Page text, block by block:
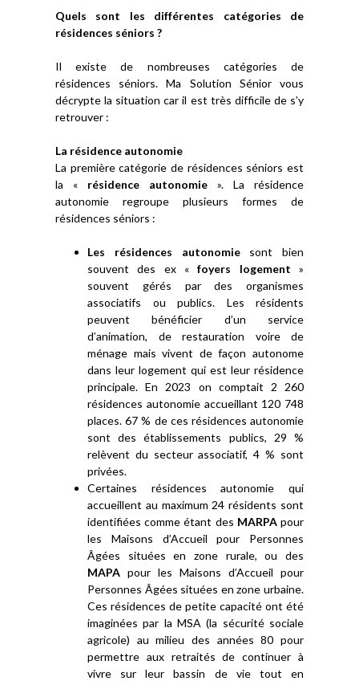
Quels sont les différentes catégories de
résidences séniors ?
Il existe de nombreuses catégories de
résidences séniors. Ma Solution Sénior vous
décrypte la situation car il est très difficile de s’y
retrouver :
La résidence autonomie
La première catégorie de résidences séniors est
la « résidence autonomie ». La résidence
autonomie regroupe plusieurs formes de
résidences séniors :
Les résidences autonomiesont bien
souvent des ex «foyers logement »
souvent gérés par des organismes
associatifs ou publics. Les résidents
peuvent bénéficier d’un service
d’animation, de restauration voire de
ménage mais vivent de façon autonome
dans leur logement qui est leur résidence
principale. En 2023 on comptait 2 260
résidences autonomie accueillant 120 748
places. 67 % de ces résidences autonomie
sont des établissements publics, 29 %
relèvent du secteur associatif, 4 % sont
privées.
Certaines résidences autonomie qui
accueillent au maximum 24 résidents sont
identifiées comme étant des MARPApour
les Maisons d’Accueil pour Personnes
Âgées situées en zone rurale, ou des
MAPA pour les Maisons d’Accueil pour
Personnes Âgées situées en zone urbaine.
Ces résidences de petite capacité ont été
imaginées par la MSA (la sécurité sociale
agricole) au milieu des années 80 pour
permettre aux retraités de continuer à
vivre sur leur bassin de vie tout en